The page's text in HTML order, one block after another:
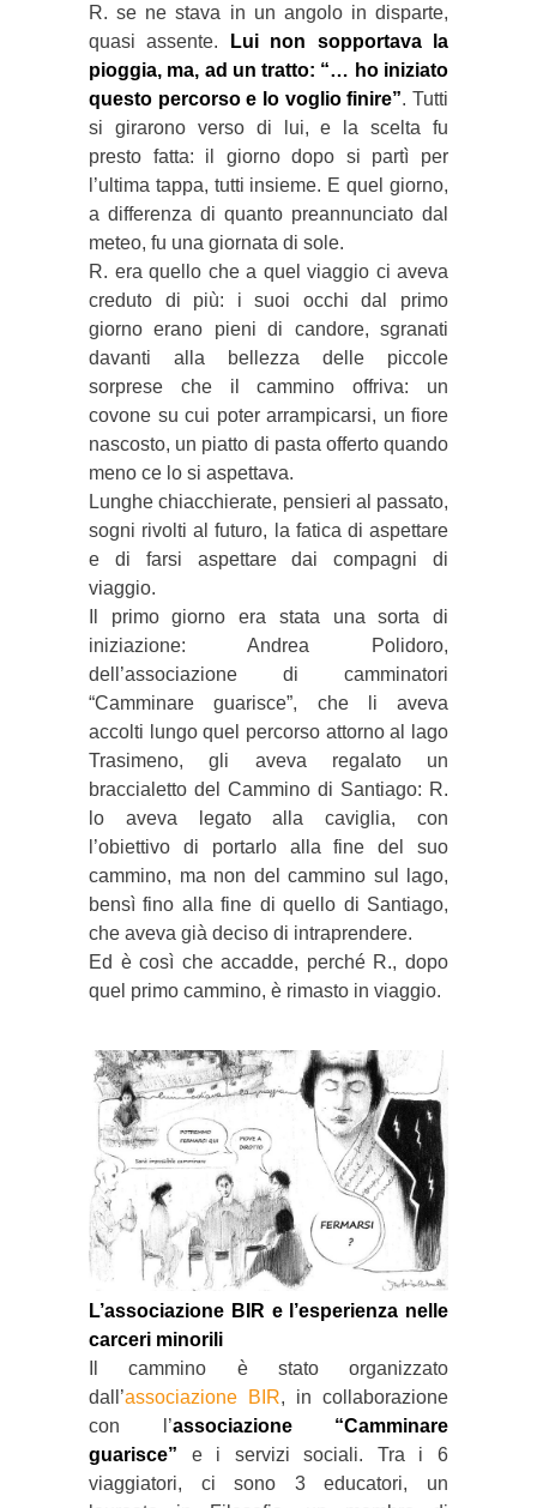
R. se ne stava in un angolo in disparte,
quasi assente.
Lui non sopportava la
pioggia, ma, ad un tratto: “… ho iniziato
questo percorso e lo voglio finire”. Tutti
si girarono verso di lui, e la scelta fu
presto fatta: il giorno dopo si partì per
l’ultima tappa, tutti insieme. E quel giorno,
a differenza di quanto preannunciato dal
meteo, fu una giornata di sole.
R. era quello che a quel viaggio ci aveva
creduto di più: i suoi occhi dal primo
giorno erano pieni di candore, sgranati
davanti alla bellezza delle piccole
sorprese che il cammino offriva: un
covone su cui poter arrampicarsi, un fiore
nascosto, un piatto di pasta offerto quando
meno ce lo si aspettava.
Lunghe chiacchierate, pensieri al passato,
sogni rivolti al futuro, la fatica di aspettare
e di farsi aspettare dai compagni di
viaggio.
Il primo giorno era stata una sorta di
iniziazione: Andrea Polidoro,
dell’associazione di camminatori
“Camminare guarisce”, che li aveva
accolti lungo quel percorso attorno al lago
Trasimeno, gli aveva regalato un
braccialetto del Cammino di Santiago: R.
lo aveva legato alla caviglia, con
l’obiettivo di portarlo alla fine del suo
cammino, ma non del cammino sul lago,
bensì fino alla fine di quello di Santiago,
che aveva già deciso di intraprendere.
Ed è così che accadde, perché R., dopo
quel primo cammino, è rimasto in viaggio.
L’associazione BIR e l’esperienza nelle
carceri minorili
Il cammino è stato organizzato
dall’associazione BIR, in collaborazione
con l’associazione “Camminare
guarisce” e i servizi sociali. Tra i 6
viaggiatori, ci sono 3 educatori, un